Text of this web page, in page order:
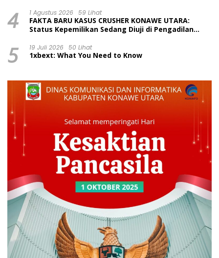
4 1 Agustus 2026 59 Lihat
FAKTA BARU KASUS CRUSHER KONAWE UTARA:
Status Kepemilikan Sedang Diuji di Pengadilan
Dinilai Prematur
5 19 Juli 2026 50 Lihat
1xbext: What You Need to Know